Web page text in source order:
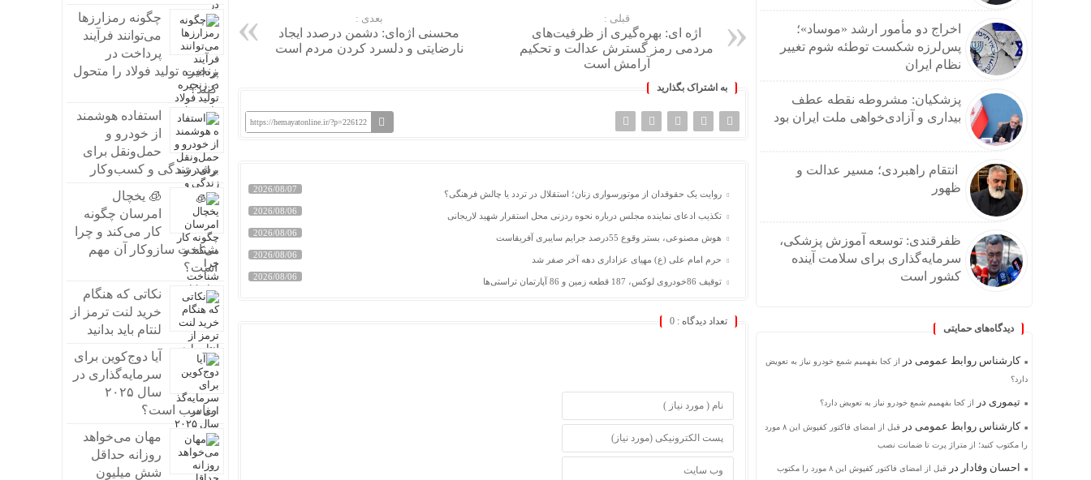
اخراج دو مأمور ارشد «موساد»؛
پس‌لرزه شکست توطئه شوم تغییر
نظام ایران
پزشکیان: مشروطه نقطه عطف
بیداری و آزادی‌خواهی ملت ایران بود
انتقام راهبردی؛ مسیر عدالت و
ظهور
ظفرقندی: توسعه آموزش پزشکی،
سرمایه‌گذاری برای سلامت آینده
کشور است
دیدگاه‌های حمایتی
کارشناس روابط عمومی در
از کجا بفهمیم شمع خودرو نیاز به تعویض
دارد؟
تیموری در از کجا بفهمیم شمع خودرو نیاز به تعویض دارد؟
کارشناس روابط عمومی در
قبل از امضای فاکتور کفپوش این ۸ مورد
را مکتوب کنید؛ از متراژ پرت تا ضمانت نصب
احسان وفادار در
قبل از امضای فاکتور کفپوش این ۸ مورد را مکتوب
بعدی :
محسنی اژه‌ای: دشمن درصدد ایجاد
نارضایتی و دلسرد کردن مردم است
قبلی :
اژه ای: بهره‌گیری از ظرفیت‌های
مردمی رمز گسترش عدالت و تحکیم
آرامش است
به اشتراک بگذارید
https://hemayatonline.ir/?p=226122
روایت یک حقوقدان از موتورسواری زنان؛ استقلال در تردد یا چالش فرهنگی؟ 2026/08/07
تکذیب ادعای نماینده مجلس درباره نحوه ردزنی محل استقرار شهید لاریجانی 2026/08/06
هوش مصنوعی، بستر وقوع 55درصد جرایم سایبری آفریقاست 2026/08/06
حرم امام علی (ع) مهیای عزاداری دهه آخر صفر شد 2026/08/06
توقیف 86خودروی لوکس، 187 قطعه زمین و 86 آپارتمان تراستی‌ها 2026/08/06
تعداد دیدگاه : 0
چگونه رمزارزها
می‌توانند فرآیند
پرداخت در
زنجیره تولید فولاد را متحول
کنند؟
استفاده هوشمند
از خودرو و
حمل‌ونقل برای
رشد زندگی و کسب‌وکار
🧊 یخچال
امرسان چگونه
کار می‌کند و چرا
شناخت سازوکار آن مهم
است؟
نکاتی که هنگام
خرید لنت ترمز از
لنتام باید بدانید
آیا دوج‌کوین برای
سرمایه‌گذاری در
سال ۲۰۲۵
مناسب است؟
مهان می‌خواهد
روزانه حداقل
شش میلیون